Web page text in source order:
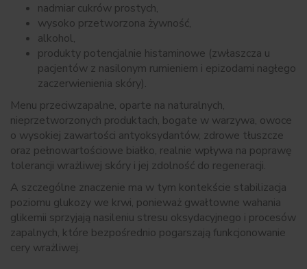
nadmiar cukrów prostych,
wysoko przetworzona żywność,
alkohol,
produkty potencjalnie histaminowe (zwłaszcza u
pacjentów z nasilonym rumieniem i epizodami nagłego
zaczerwienienia skóry).
Menu przeciwzapalne, oparte na naturalnych,
nieprzetworzonych produktach, bogate w warzywa, owoce
o wysokiej zawartości antyoksydantów, zdrowe tłuszcze
oraz pełnowartościowe białko, realnie wpływa na poprawę
tolerancji wrażliwej skóry i jej zdolność do regeneracji.
A szczególne znaczenie ma w tym kontekście stabilizacja
poziomu glukozy we krwi, ponieważ gwałtowne wahania
glikemii sprzyjają nasileniu stresu oksydacyjnego i procesów
zapalnych, które bezpośrednio pogarszają funkcjonowanie
cery wrażliwej.